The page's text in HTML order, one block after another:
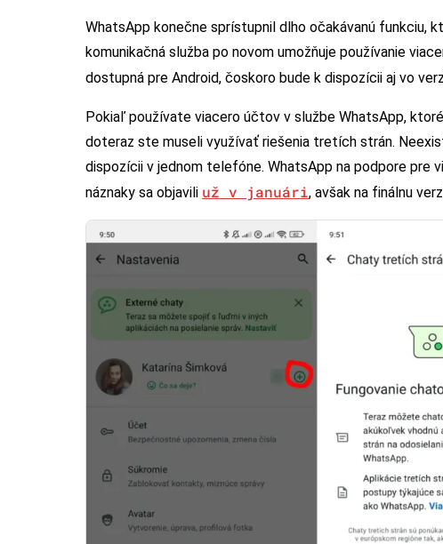
WhatsApp konečne sprístupnil dlho očakávanú funkciu,
komunikačná služba po novom umožňuje používanie
dostupná pre Android, čoskoro bude k dispozícii aj vo
Pokiaľ používate viacero účtov v službe WhatsApp,
doteraz ste museli využívať riešenia tretích strán.
dispozícii v jednom telefóne. WhatsApp na podpore pre
náznaky sa objavili už v januári, avšak na finálnu